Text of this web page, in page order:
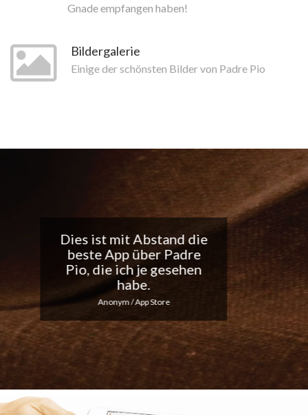
Gnade empfangen haben!
Bildergalerie
Einige der schönsten Bilder von Padre Pio
Tolle App, ich liebe die
täglichen
Benachrichtigungen...
Macht weiter so!